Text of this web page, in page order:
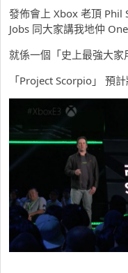
發佈會上 Xbox 老頂 Phil
Jobs 同大家講我地仲
就係一個「史上最強大家
「Project Scorpio」 預